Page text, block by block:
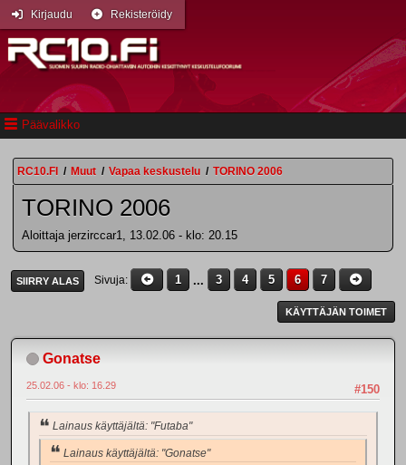
Päävalikko
Kirjaudu Rekisteröidy
RC10.FI / Muut / Vapaa keskustelu / TORINO 2006
TORINO 2006
Aloittaja jerzirccar1, 13.02.06 - klo: 20.15
SIIRRY ALAS Sivuja 1 ... 3 4 5 6 7
KÄYTTÄJÄN TOIMET
Gonatse
#150
25.02.06 - klo: 16.29
Lainaus käyttäjältä: "Futaba"
Lainaus käyttäjältä: "Gonatse"